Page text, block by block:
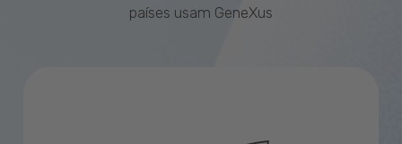
países usam GeneXus